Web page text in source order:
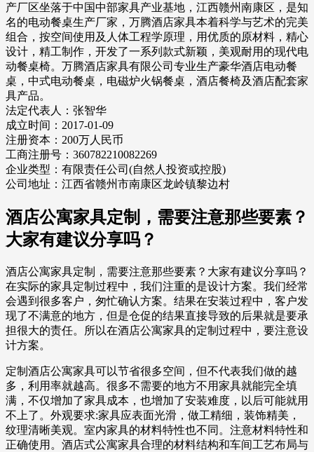
产厂区坐落于中国中部家具产业基地，江西赣州南康区，是知
名的电动餐桌生产厂家，万腾酒店家具本着科学与艺术的完美
组合，按空间使用及人体工程学原理，用优质的原材料，精心
设计，精工制作，开发了一系列款式新颖，美观耐用的现代电
动餐桌椅。万腾酒店家具有限公司专业生产豪华酒店电动餐
桌，中式电动餐桌，电磁炉火锅餐桌，酒店餐椅及酒店配套家
具产品。
法定代表人：张智华
成立时间：2017-01-09
注册资本：200万人民币
工商注册号：360782210082269
企业类型：有限责任公司(自然人投资或控股)
公司地址：江西省赣州市南康区龙岭镇黎边村
酒店公寓家具定制，需要注意那些要素？
大家有建议分享吗？
酒店公寓家具定制，需要注意那些要素？大家有建议分享吗？
在实际的家具定制过程中，我们注重的是设计方案。我们经常
会遇到很多客户，匆忙确认方案。结果在安装过程中，客户发
现了不满意的地方，但是仓促的结果直接导致的后果就是要承
担很大的责任。所以在酒店公寓家具的定制过程中，要注意设
计方案。
定制酒店公寓家具可以节省很多空间，但不代表我们做的越
多，利用率就越高。很多不需要的地方不用家具就能完全填
满，不仅增加了家具成本，也增加了安装难度，以后可能就用
不上了。外观要求:家具应表面光滑，做工精细，装饰精美，
纹理清晰美观。室内家具的材料特性也不同。注意材料特性和
正确使用。酒店式公寓家具合理的材料结构和车间工艺布局与